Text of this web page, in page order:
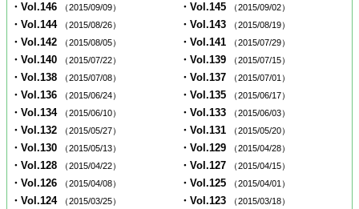
・Vol.146 （2015/09/09） ・Vol.145 （2015/09/02）
・Vol.144 （2015/08/26） ・Vol.143 （2015/08/19）
・Vol.142 （2015/08/05） ・Vol.141 （2015/07/29）
・Vol.140 （2015/07/22） ・Vol.139 （2015/07/15）
・Vol.138 （2015/07/08） ・Vol.137 （2015/07/01）
・Vol.136 （2015/06/24） ・Vol.135 （2015/06/17）
・Vol.134 （2015/06/10） ・Vol.133 （2015/06/03）
・Vol.132 （2015/05/27） ・Vol.131 （2015/05/20）
・Vol.130 （2015/05/13） ・Vol.129 （2015/04/28）
・Vol.128 （2015/04/22） ・Vol.127 （2015/04/15）
・Vol.126 （2015/04/08） ・Vol.125 （2015/04/01）
・Vol.124 （2015/03/25） ・Vol.123 （2015/03/18）